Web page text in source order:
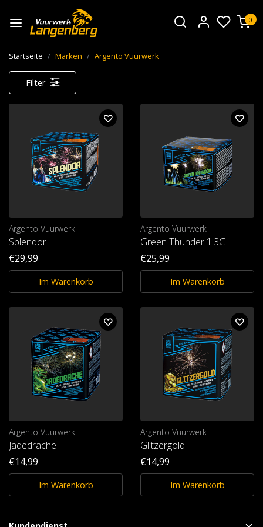
0
Startseite Marken Argento Vuurwerk
Filter
Argento Vuurwerk
Splendor
€29,99
Im Warenkorb
Argento Vuurwerk
Green Thunder 1.3G
€25,99
Im Warenkorb
Argento Vuurwerk
Jadedrache
€14,99
Im Warenkorb
Argento Vuurwerk
Glitzergold
€14,99
Im Warenkorb